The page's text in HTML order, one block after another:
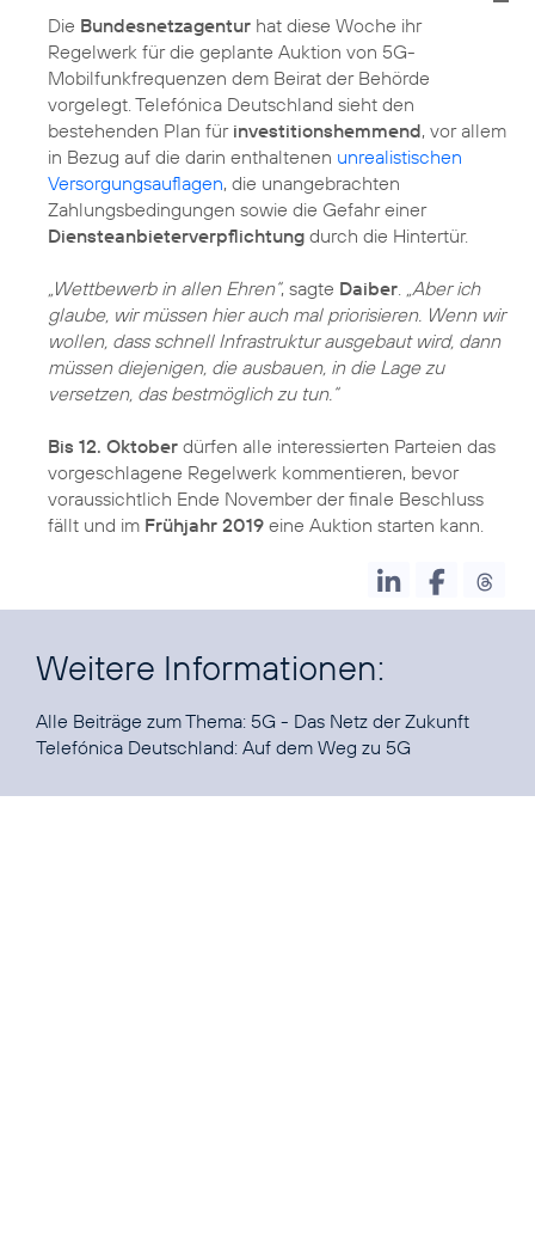
Die Bundesnetzagentur hat diese Woche ihr
Regelwerk für die geplante Auktion von 5G-
Mobilfunkfrequenzen dem Beirat der Behörde
vorgelegt. Telefónica Deutschland sieht den
bestehenden Plan für investitionshemmend, vor allem
in Bezug auf die darin enthaltenen unrealistischen
Versorgungsauflagen, die unangebrachten
Zahlungsbedingungen sowie die Gefahr einer
Diensteanbieterverpflichtung durch die Hintertür.
„Wettbewerb in allen Ehren“, sagte Daiber. „Aber ich
glaube, wir müssen hier auch mal priorisieren. Wenn wir
wollen, dass schnell Infrastruktur ausgebaut wird, dann
müssen diejenigen, die ausbauen, in die Lage zu
versetzen, das bestmöglich zu tun.“
Bis 12. Oktober dürfen alle interessierten Parteien das
vorgeschlagene Regelwerk kommentieren, bevor
voraussichtlich Ende November der finale Beschluss
fällt und im Frühjahr 2019 eine Auktion starten kann.
Weitere Informationen:
Alle Beiträge zum Thema: 5G - Das Netz der Zukunft
Telefónica Deutschland: Auf dem Weg zu 5G